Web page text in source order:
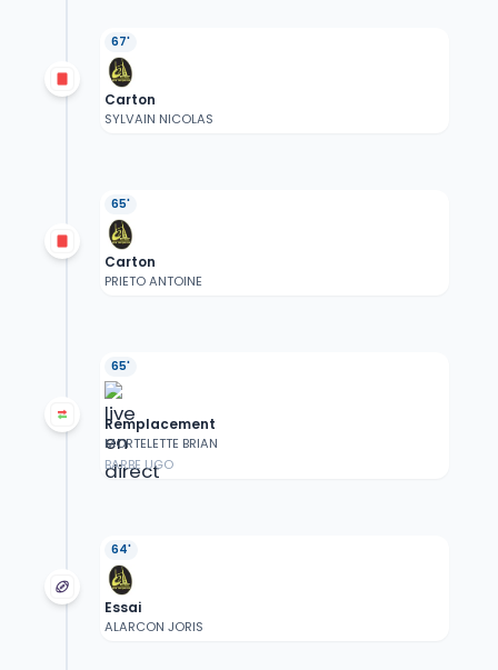
67'
Carton
SYLVAIN NICOLAS
65'
Carton
PRIETO ANTOINE
65'
Remplacement
MORTELETTE BRIAN
BARBE UGO
64'
Essai
ALARCON JORIS